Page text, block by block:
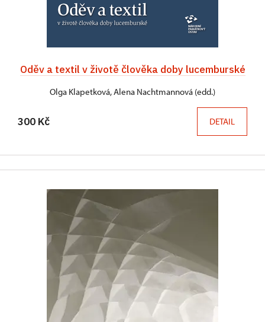
Oděv a textil v životě člověka doby lucemburské
Olga Klapetková, Alena Nachtmannová (edd.)
300 Kč DETAIL